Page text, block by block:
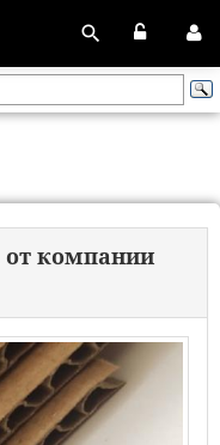
от компании